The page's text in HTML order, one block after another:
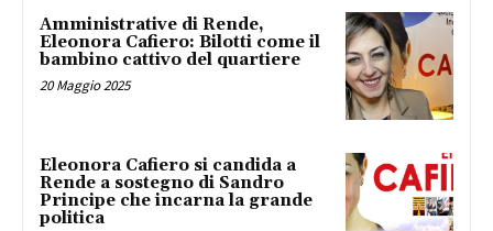
Amministrative di Rende,
Eleonora Cafiero: Bilotti come il
bambino cattivo del quartiere
20 Maggio 2025
Eleonora Cafiero si candida a
Rende a sostegno di Sandro
Principe che incarna la grande
politica